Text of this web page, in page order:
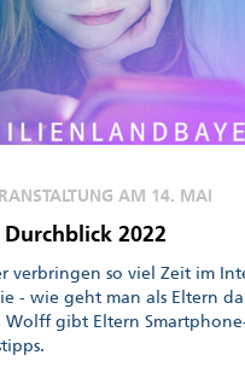
AM 14. MAI
2022
verbringen so viel Zeit im
- wie geht man als Eltern
Wolff gibt Eltern